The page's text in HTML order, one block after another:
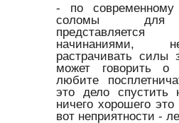
- по современному
соломы для
представляется
начинаниями,
растрачивать силы
может говорить
любите
это дело спустить
ничего хорошего
вот неприятности -